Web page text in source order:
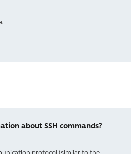
about SSH commands?
protocol (similar to the